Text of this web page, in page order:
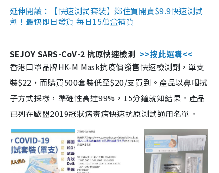
延伸閱讀：【快速測試套裝】鄰住買開賣$9.9快速測試
劑！最快即日發貨 每日15萬盒補貨
SEJOY SARS-CoV-2 抗原快速檢測 >>按此選購<<
香港口罩品牌HK-M Mask抗疫價發售快速檢測劑，單支
裝$22，而購買500套裝低至$20/支買到。產品以鼻咽拭
子方式採樣，準確性高達99%，15分鐘就知結果。產品
已列在歐盟2019冠狀病毒病快速抗原測試通用名單。